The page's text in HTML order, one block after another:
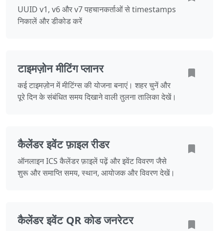
UUID v1, v6 और v7 पहचानकर्ताओं से timestamps
निकालें और डीकोड करें
टाइमज़ोन मीटिंग प्लानर
कई टाइमज़ोन में मीटिंग्स की योजना बनाएं। शहर चुनें और
पूरे दिन के संबंधित समय दिखाने वाली तुलना तालिका देखें।
कैलेंडर इवेंट फ़ाइल रीडर
ऑनलाइन ICS कैलेंडर फ़ाइलें पढ़ें और इवेंट विवरण जैसे
शुरू और समाप्ति समय, स्थान, आयोजक और विवरण देखें।
कैलेंडर इवेंट QR कोड जनरेटर